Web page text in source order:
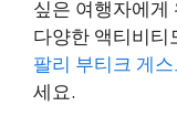
싶은 여행자에게
다양한 액티비티
팔리 부티크 게
세요.